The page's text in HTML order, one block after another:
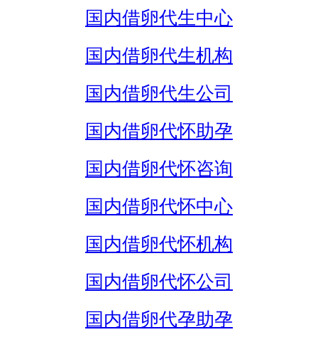
国内借卵代生中心
国内借卵代生机构
国内借卵代生公司
国内借卵代怀助孕
国内借卵代怀咨询
国内借卵代怀中心
国内借卵代怀机构
国内借卵代怀公司
国内借卵代孕助孕